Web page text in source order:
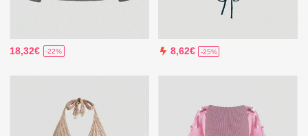
18,32€ -22% 8,62€ -25%